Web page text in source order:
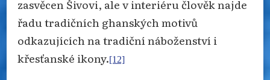
zasvěcen Šivovi, ale v interiéru člověk najde
řadu tradičních ghanských motivů
odkazujících na tradiční náboženství i
křesťanské ikony.[12]